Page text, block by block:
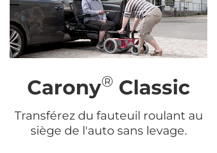
Carony® Classic
Transférez du fauteuil roulant au
siège de l'auto sans levage.